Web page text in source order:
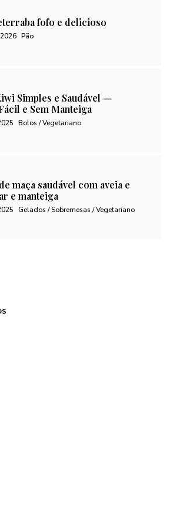
fofo e delicioso
Pão
Simples e Saudável —
e Sem Manteiga
Bolos / Vegetariano
maça saudável com aveia e
e manteiga
Gelados / Sobremesas / Vegetariano